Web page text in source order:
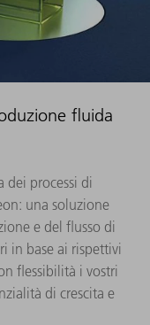
fluida
dei processi di
una soluzione
e del flusso di
in base ai rispettivi
flessibilità i vostri
di crescita e